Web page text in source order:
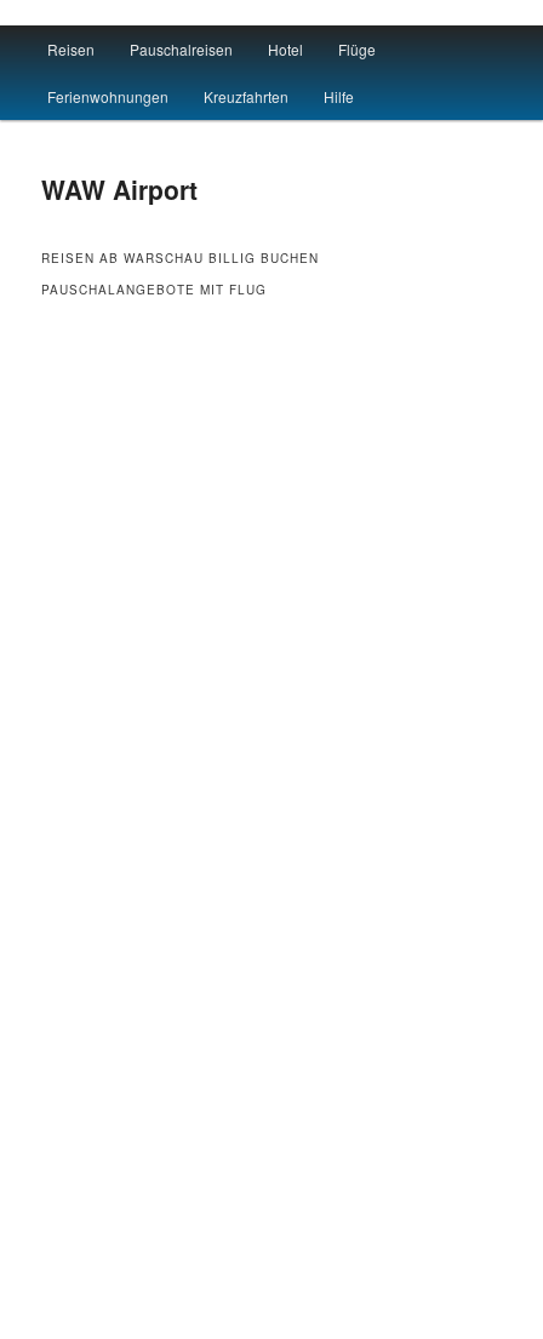
Flug Hotel Urlaub
Skip to primary content
Skip to secondary content
Reisen Pauschalreisen Hotel Flüge
Ferienwohnungen Kreuzfahrten Hilfe
WAW Airport
REISEN AB WARSCHAU BILLIG BUCHEN
PAUSCHALANGEBOTE MIT FLUG